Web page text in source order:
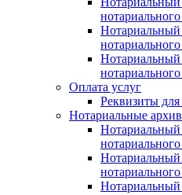
Нотариальный
Нотариальный
Оплата услуг
Реквизиты
Нотариальные
Нотариальный
Нотариальный
Нотариальный